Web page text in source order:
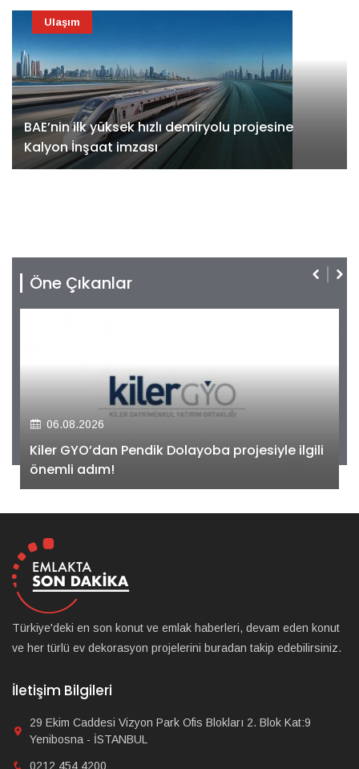
BAE’nin ilk yüksek hızlı demiryolu projesine
Kalyon İnşaat imzası
Ulaşım
Öne Çıkanlar
06.08.2026
Kiler GYO’dan Pendik Dolayoba projesiyle ilgili
önemli adım!
Türkiye'deki en son konut ve emlak haberleri, devam eden konut
ve her türlü ev dekorasyon projelerini buradan takip edebilirsiniz.
İletişim Bilgileri
29 Ekim Caddesi Vizyon Park Ofis Blokları 2. Blok Kat:9
Yenibosna - İSTANBUL
0212 454 4200